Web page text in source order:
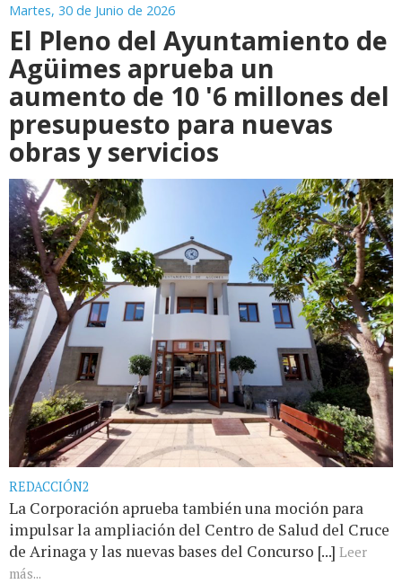
Martes, 30 de Junio de 2026
El Pleno del Ayuntamiento de
Agüimes aprueba un
aumento de 10 '6 millones del
presupuesto para nuevas
obras y servicios
REDACCIÓN2
La Corporación aprueba también una moción para
impulsar la ampliación del Centro de Salud del Cruce
de Arinaga y las nuevas bases del Concurso [...] Leer
más...